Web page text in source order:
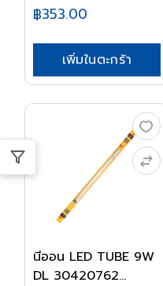
฿353.00
เพิ่มในตะกร้า
นีออน LED TUBE 9W
DL 30420762